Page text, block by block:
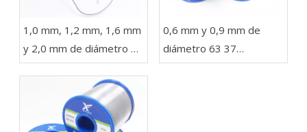
1,0 mm, 1,2 mm, 1,6 mm
y 2,0 mm de diámetro 63
37 Sn Pb Soldadura en un
carrete de 1 kg para
luces LED
0,6 mm y 0,9 mm de
diámetro 63 37
Soldadura de alambre